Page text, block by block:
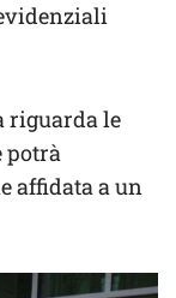
riguarda le
potrà
affidata a un